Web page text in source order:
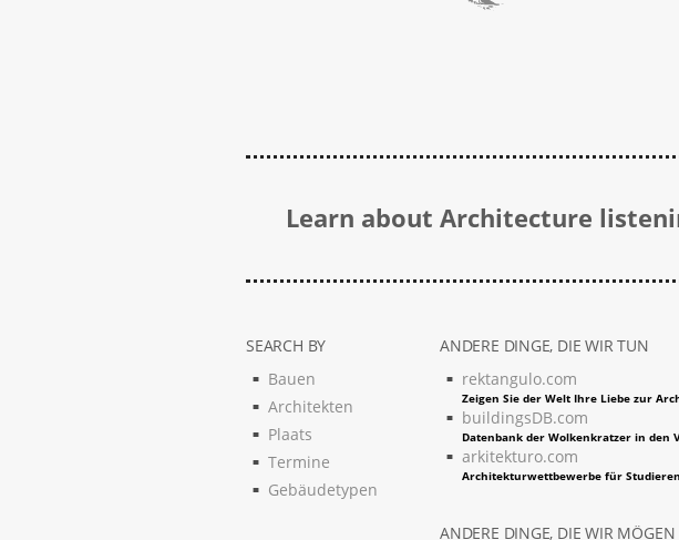
Learn about Architecture
SEARCH BY
Bauen
Architekten
Plaats
Termine
Gebäudetypen
ANDERE DINGE, DIE WIR TUN
rektangulo.com
Zeigen Sie der Welt Ihre Liebe zur
buildingsDB.com
Datenbank der Wolkenkratzer in den
arkitekturo.com
Architekturwettbewerbe für
ANDERE DINGE, DIE WIR MÖGEN